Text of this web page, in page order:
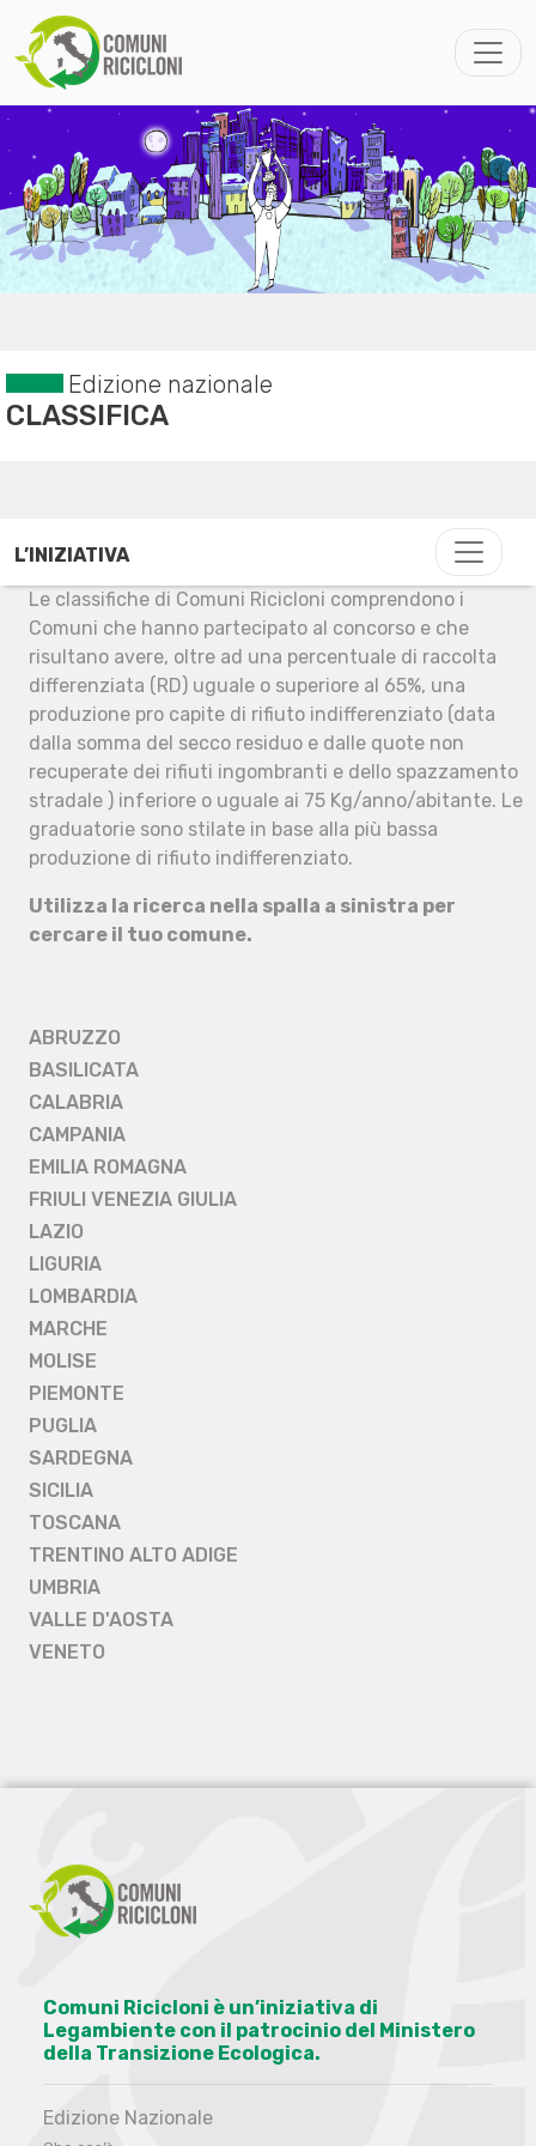
Edizione nazionale
CLASSIFICA
L’INIZIATIVA
Le classifiche di Comuni Ricicloni comprendono i
Comuni che hanno partecipato al concorso e che
risultano avere, oltre ad una percentuale di raccolta
differenziata (RD) uguale o superiore al 65%, una
produzione pro capite di rifiuto indifferenziato (data
dalla somma del secco residuo e dalle quote non
recuperate dei rifiuti ingombranti e dello spazzamento
stradale ) inferiore o uguale ai 75 Kg/anno/abitante. Le
graduatorie sono stilate in base alla più bassa
produzione di rifiuto indifferenziato.
Utilizza la ricerca nella spalla a sinistra per
cercare il tuo comune.
ABRUZZO
BASILICATA
CALABRIA
CAMPANIA
EMILIA ROMAGNA
FRIULI VENEZIA GIULIA
LAZIO
LIGURIA
LOMBARDIA
MARCHE
MOLISE
PIEMONTE
PUGLIA
SARDEGNA
SICILIA
TOSCANA
TRENTINO ALTO ADIGE
UMBRIA
VALLE D'AOSTA
VENETO
Comuni Ricicloni è un’iniziativa di
Legambiente con il patrocinio del Ministero
della Transizione Ecologica.
Edizione Nazionale